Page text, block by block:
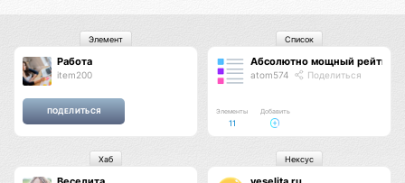
Работа
item200
Элемент
Абсолютно мощный рейтинг
atom574 Поделиться
Элементы
11
Добавить
Список
Хаб Нексус